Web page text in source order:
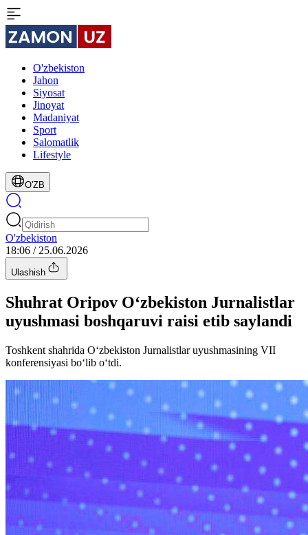
O'zbekiston
Jahon
Siyosat
Jinoyat
Madaniyat
Sport
Salomatlik
Lifestyle
O'ZB
O'zbekiston
18:06 / 25.06.2026
Ulashish
Shuhrat Oripov O‘zbekiston Jurnalistlar
uyushmasi boshqaruvi raisi etib saylandi
Toshkent shahrida O‘zbekiston Jurnalistlar uyushmasining VII
konferensiyasi bo‘lib o‘tdi.